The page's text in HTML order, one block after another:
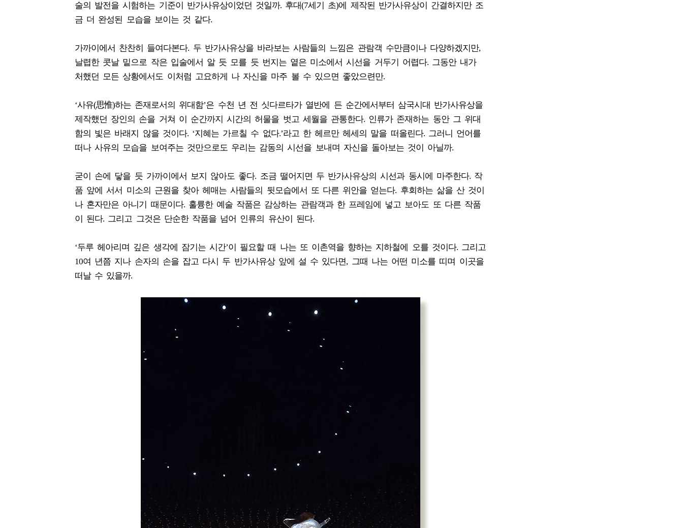
술의 발전을 시험하는 기준이 반가사유상이었던 것일까. 후대(7세기 초)에 제작된 반가사유상이 간결하지만 조
금 더 완성된 모습을 보이는 것 같다.
가까이에서 찬찬히 들여다본다. 두 반가사유상을 바라보는 사람들의 느낌은 관람객 수만큼이나 다양하겠지만,
날렵한 콧날 밑으로 작은 입술에서 알 듯 모를 듯 번지는 옅은 미소에서 시선을 거두기 어렵다. 그동안 내가
처했던 모든 상황에서도 이처럼 고요하게 나 자신을 마주 볼 수 있으면 좋았으련만.
‘사유(思惟)하는 존재로서의 위대함’은 수천 년 전 싯다르타가 열반에 든 순간에서부터 삼국시대 반가사유상을
제작했던 장인의 손을 거쳐 이 순간까지 시간의 허물을 벗고 세월을 관통한다. 인류가 존재하는 동안 그 위대
함의 빛은 바래지 않을 것이다. ‘지혜는 가르칠 수 없다.’라고 한 헤르만 헤세의 말을 떠올린다. 그러니 언어를
떠나 사유의 모습을 보여주는 것만으로도 우리는 감동의 시선을 보내며 자신을 돌아보는 것이 아닐까.
굳이 손에 닿을 듯 가까이에서 보지 않아도 좋다. 조금 떨어지면 두 반가사유상의 시선과 동시에 마주한다. 작
품 앞에 서서 미소의 근원을 찾아 헤매는 사람들의 뒷모습에서 또 다른 위안을 얻는다. 후회하는 삶을 산 것이
나 혼자만은 아니기 때문이다. 훌륭한 예술 작품은 감상하는 관람객과 한 프레임에 넣고 보아도 또 다른 작품
이 된다. 그리고 그것은 단순한 작품을 넘어 인류의 유산이 된다.
‘두루 헤아리며 깊은 생각에 잠기는 시간’이 필요할 때 나는 또 이촌역을 향하는 지하철에 오를 것이다. 그리고
10여 년쯤 지나 손자의 손을 잡고 다시 두 반가사유상 앞에 설 수 있다면, 그때 나는 어떤 미소를 띠며 이곳을
떠날 수 있을까.